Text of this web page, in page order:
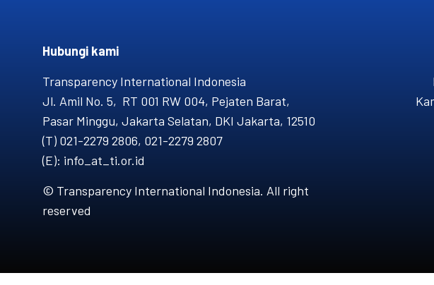
Hubungi kami​
Transparency International Indonesia
Jl. Amil No. 5, RT 001 RW 004, Pejaten Barat,
Pasar Minggu, Jakarta Selatan, DKI Jakarta, 12510
(T) 021-2279 2806, 021-2279 2807
(E): info_at_ti.or.id
© Transparency International Indonesia. All right
reserved